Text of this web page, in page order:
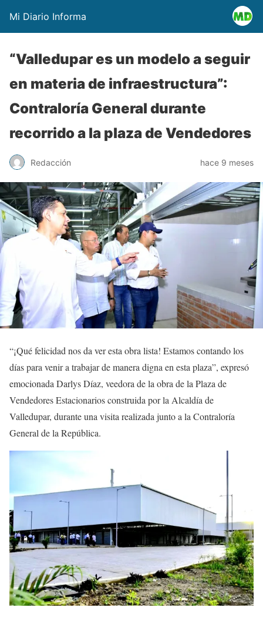
Mi Diario Informa
“Valledupar es un modelo a seguir
en materia de infraestructura”:
Contraloría General durante
recorrido a la plaza de Vendedores
Redacción hace 9 meses
“¡Qué felicidad nos da ver esta obra lista! Estamos contando los
días para venir a trabajar de manera digna en esta plaza”, expresó
emocionada Darlys Díaz, veedora de la obra de la Plaza de
Vendedores Estacionarios construida por la Alcaldía de
Valledupar, durante una visita realizada junto a la Contraloría
General de la República.